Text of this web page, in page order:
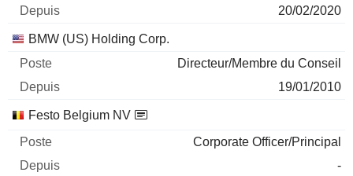
20/02/2020
BMW (US) Holding Corp.
Directeur/Membre du Conseil
19/01/2010
Festo Belgium NV
Corporate Officer/Principal
-